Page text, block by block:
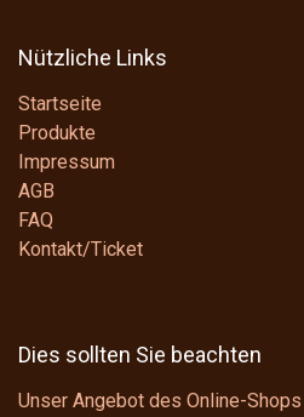
Nützliche Links
Startseite
Produkte
Impressum
AGB
FAQ
Kontakt/Ticket
Dies sollten Sie beachten
Unser Angebot des Online-